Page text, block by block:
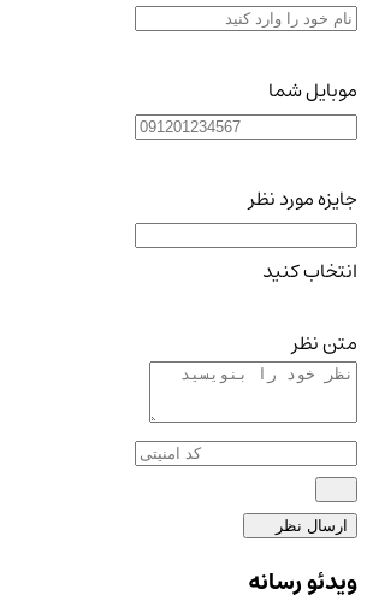
موبایل شما
جایزه مورد نظر
انتخاب کنید
متن نظر
ارسال نظر
ویدئو رسانه